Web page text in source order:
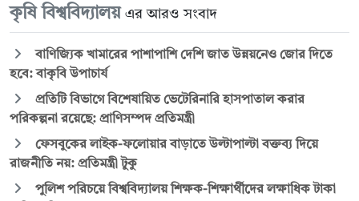
কৃষি বিশ্ববিদ্যালয় এর আরও সংবাদ
বাণিজ্যিক খামারের পাশাপাশি দেশি জাত উন্নয়নেও জোর দিতে
হবে: বাকৃবি উপাচার্য
প্রতিটি বিভাগে বিশেষায়িত ভেটেরিনারি হাসপাতাল করার
পরিকল্পনা রয়েছে: প্রাণিসম্পদ প্রতিমন্ত্রী
ফেসবুকের লাইক-ফলোয়ার বাড়াতে উল্টাপাল্টা বক্তব্য দিয়ে
রাজনীতি নয়: প্রতিমন্ত্রী টুকু
পুলিশ পরিচয়ে বিশ্ববিদ্যালয় শিক্ষক-শিক্ষার্থীদের লক্ষাধিক টাকা